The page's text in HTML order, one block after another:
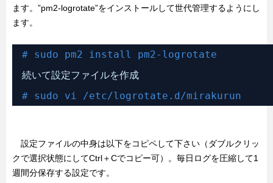
ます。”pm2-logrotate”をインストールして世代管理するようにし
ます。
# sudo pm2 install pm2-logrotate
続いて設定ファイルを作成
# sudo vi /etc/logrotate.d/mirakurun
設定ファイルの中身は以下をコピペして下さい（ダブルクリッ
クで選択状態にしてCtrl＋Cでコピー可）。毎日ログを圧縮して1
週間分保存する設定です。